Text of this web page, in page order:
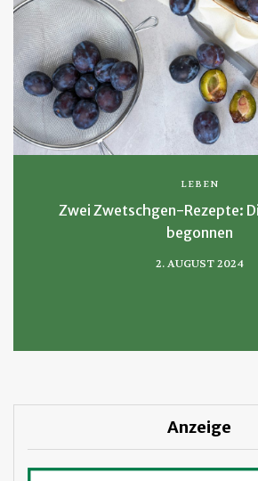
LEBEN
Zwei Zwetschgen-Rezepte:
begonnen
2. AUGUST 2024
Anzeige